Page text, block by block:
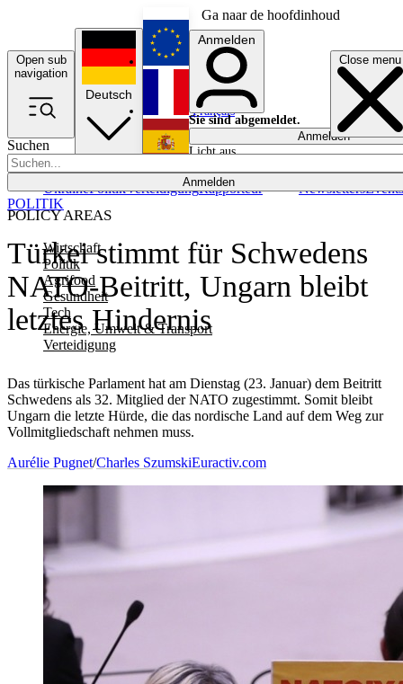
Ga naar de hoofdinhoud
Open sub
navigation
Close menu
Suchen
Anmelden
POLICY AREAS
Wirtschaft
Politik
Agrifood
Gesundheit
Tech
Energie, Umwelt & Transport
Verteidigung
UkrainePolitikVerteidigungRapporteur NewslettersEvents
Deutsch
English
Français
Anmelden
Sie sind abgemeldet.
Anmelden
Licht aus
Türkei stimmt für Schwedens
NATO-Beitritt, Ungarn bleibt
letztes Hindernis
Das türkische Parlament hat am Dienstag (23. Januar) dem Beitritt
Schwedens als 32. Mitglied der NATO zugestimmt. Somit bleibt
Ungarn die letzte Hürde, die das nordische Land auf dem Weg zur
Vollmitgliedschaft nehmen muss.
POLITIK
Aurélie Pugnet/Charles SzumskiEuractiv.com